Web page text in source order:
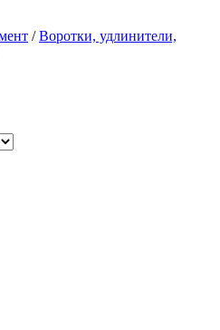
/Воротки, удлинители,